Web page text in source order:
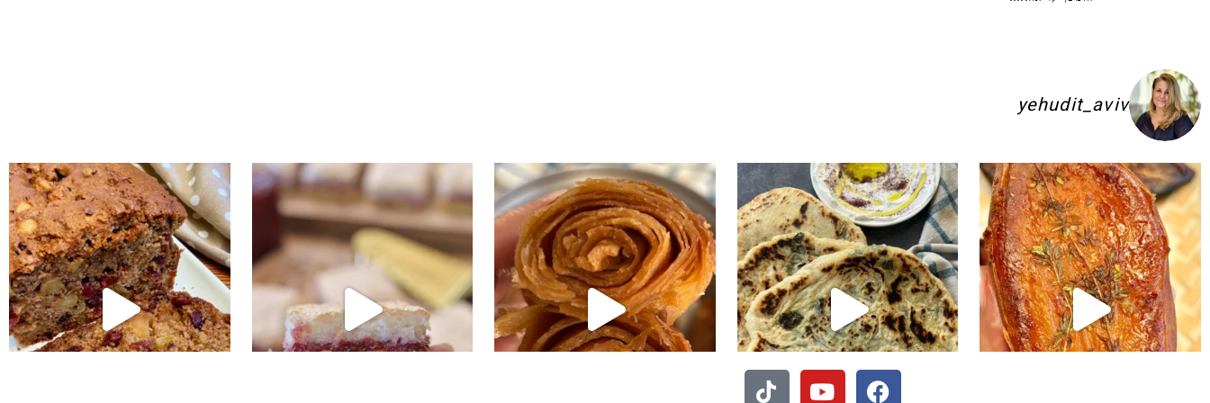
yehudit_aviv
להשקיע בפיתות היסטריות
ג׳חנון תימני אמיתי!! ולא רק בעיני הוא הכי טעים שישלכל חובבי הקוקוס קומו להכין - חיתוכיות ריבה וקוקוס
גם אם אתם צמים מחר וגם אם לא- תכינו אותה!! קערה וכ